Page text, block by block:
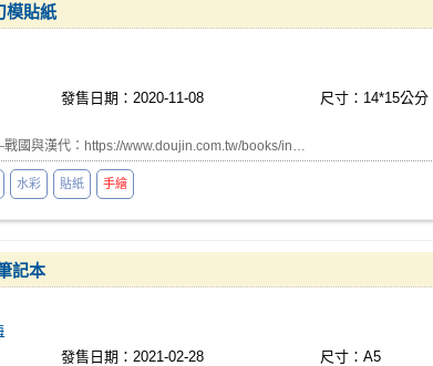
模貼紙
發售日期：2020-11-08
尺寸：14*15公分
戰國與漢代：https://www.doujin.com.tw/books/in…
水彩 貼紙 手繪
記本
發售日期：2021-02-28
尺寸：A5